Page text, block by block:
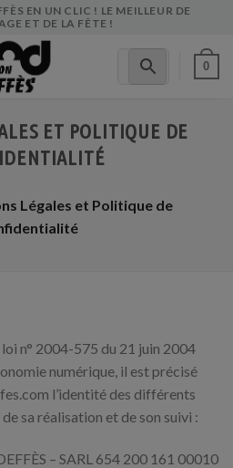
EN UN CLIC ! LE MEILLEUR DE
ET DE LA FÊTE !
0
ET POLITIQUE DE
Légales et Politique de
loi n° 2004-575 du 21 juin 2004
numérique, il est précisé
l’identité des différents
sa réalisation et de son suivi :
– SARL 654 200 161 00010